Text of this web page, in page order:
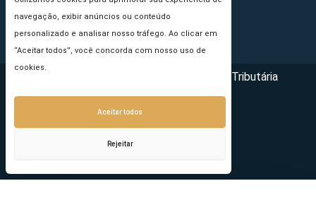
navegação, exibir anúncios ou conteúdo
personalizado e analisar nosso tráfego. Ao clicar em
“Aceitar todos”, você concorda com nosso uso de
cookies.
Aceitar todos
Rejeitar
Princípios Editoriais
Copyright © 2026 - Portal da Reforma Tributária